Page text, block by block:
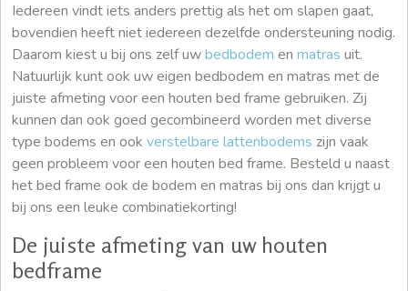
Iedereen vindt iets anders prettig als het om slapen gaat,
bovendien heeft niet iedereen dezelfde ondersteuning nodig.
Daarom kiest u bij ons zelf uwbedbodem en matras uit.
Natuurlijk kunt ook uw eigen bedbodem en matras met de
juiste afmeting voor een houten bed frame gebruiken. Zij
kunnen dan ook goed gecombineerd worden met diverse
type bodems en ook verstelbare lattenbodems zijn vaak
geen probleem voor een houten bed frame. Besteld u naast
het bed frame ook de bodem en matras bij ons dan krijgt u
bij ons een leuke combinatiekorting!
De juiste afmeting van uw houten
bedframe